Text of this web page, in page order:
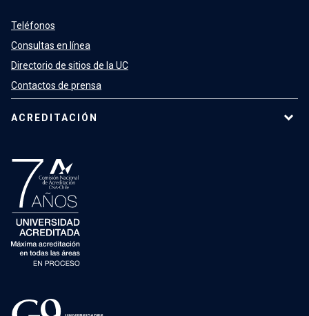
Teléfonos
Consultas en línea
Directorio de sitios de la UC
Contactos de prensa
ACREDITACIÓN